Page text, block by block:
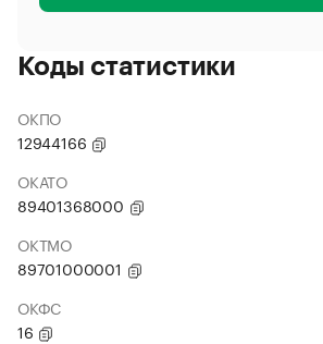
Коды статистики
ОКПО
12944166
ОКАТО
89401368000
ОКТМО
89701000001
ОКФС
16